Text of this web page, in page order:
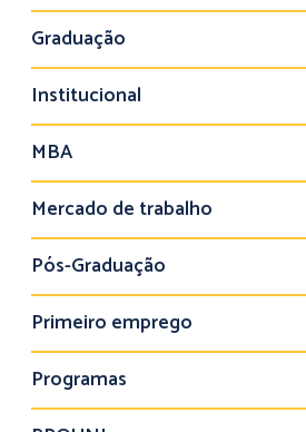
Graduação
Institucional
MBA
Mercado de trabalho
Pós-Graduação
Primeiro emprego
Programas